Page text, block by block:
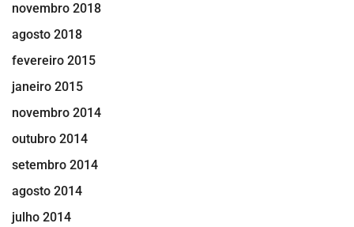
novembro 2018
agosto 2018
fevereiro 2015
janeiro 2015
novembro 2014
outubro 2014
setembro 2014
agosto 2014
julho 2014